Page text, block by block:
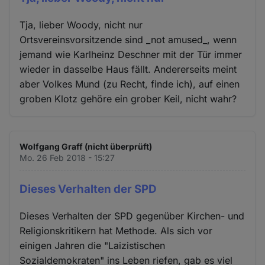
Tja, lieber Woody, nicht nur
Ortsvereinsvorsitzende sind _not amused_, wenn
jemand wie Karlheinz Deschner mit der Tür immer
wieder in dasselbe Haus fällt. Andererseits meint
aber Volkes Mund (zu Recht, finde ich), auf einen
groben Klotz gehöre ein grober Keil, nicht wahr?
Wolfgang Graff (nicht überprüft)
Mo. 26 Feb 2018 - 15:27
Dieses Verhalten der SPD
Dieses Verhalten der SPD gegenüber Kirchen- und
Religionskritikern hat Methode. Als sich vor
einigen Jahren die "Laizistischen
Sozialdemokraten" ins Leben riefen, gab es viel